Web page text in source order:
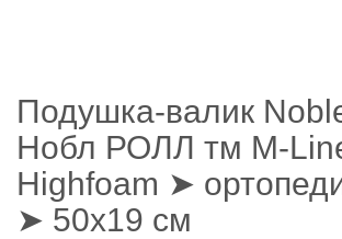
Подушка-валик
Нобл РОЛЛ тм M-
Highfoam ➤
➤ 50х19 см